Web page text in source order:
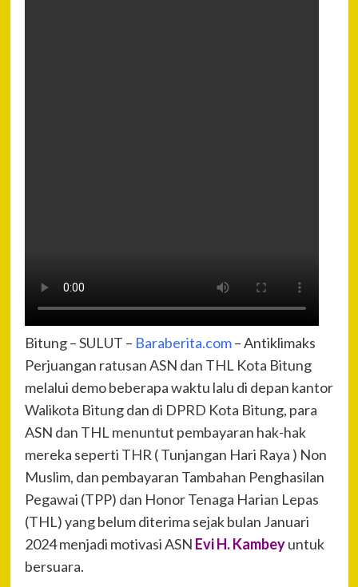
Bitung – SULUT – Baraberita.com– Antiklimaks
Perjuangan ratusan ASN dan THL Kota Bitung
melalui demo beberapa waktu lalu di depan kantor
Walikota Bitung dan di DPRD Kota Bitung, para
ASN dan THL menuntut pembayaran hak-hak
mereka seperti THR ( Tunjangan Hari Raya ) Non
Muslim, dan pembayaran Tambahan Penghasilan
Pegawai (TPP) dan Honor Tenaga Harian Lepas
(THL) yang belum diterima sejak bulan Januari
2024 menjadi motivasi ASN Evi H. Kambeyuntuk
bersuara.